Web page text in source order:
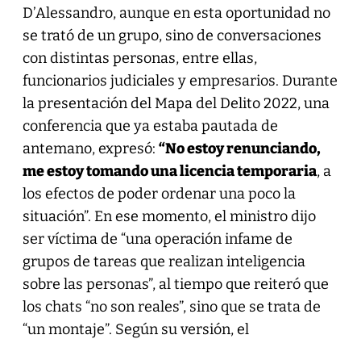
D’Alessandro, aunque en esta oportunidad no
se trató de un grupo, sino de conversaciones
con distintas personas, entre ellas,
funcionarios judiciales y empresarios. Durante
la presentación del Mapa del Delito 2022, una
conferencia que ya estaba pautada de
antemano, expresó: “No estoy renunciando,
me estoy tomando una licencia temporaria, a
los efectos de poder ordenar una poco la
situación”. En ese momento, el ministro dijo
ser víctima de “una operación infame de
grupos de tareas que realizan inteligencia
sobre las personas”, al tiempo que reiteró que
los chats “no son reales”, sino que se trata de
“un montaje”. Según su versión, el